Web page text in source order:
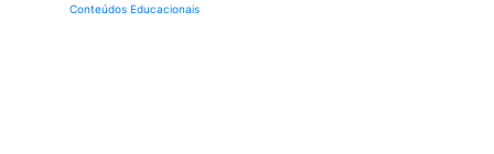
Conteúdos Educacionais